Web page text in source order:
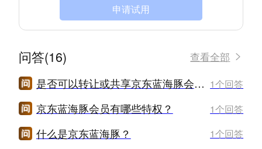
申请试用
问答(16) 查看全部
是否可以转让或共享京东蓝海豚会员权益？ 1个回答
京东蓝海豚会员有哪些特权？ 1个回答
什么是京东蓝海豚？ 1个回答